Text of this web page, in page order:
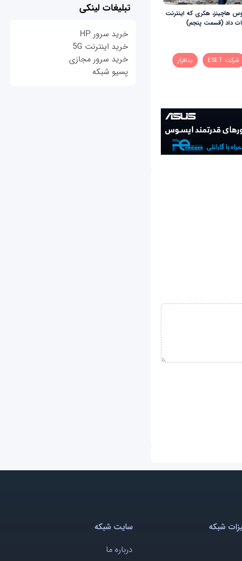
هاچینز، هکری که اینترنت
داد (قسمت پنجم)
شرکت ESET بدافزار
تبلیغات لینکی
خرید سرور HP
خرید اینترنت 5G
خرید سرور مجازی
پسیو شبکه
شبکه
سایت شبکه
درباره ما